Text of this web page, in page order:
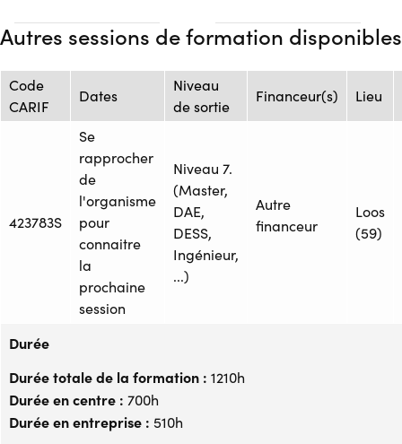
Autres sessions de formation disponibles
Code
CARIF
Dates
Niveau
de sortie
Financeur(s) Lieu
423783S
Se
rapprocher
de
l'organisme
pour
connaitre
la
prochaine
session
Niveau 7.
(Master,
DAE,
DESS,
Ingénieur,
...)
Autre
financeur
Loos
(59)
Durée
Durée totale de la formation : 1210h
Durée en centre : 700h
Durée en entreprise : 510h